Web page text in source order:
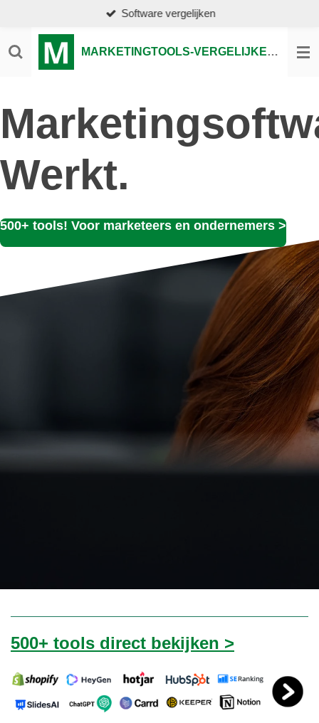
naar
de
MARKETINGTOOLS-VERGELIJKEN.NL
Software vergelijken
Werkt.
500+ tools! Voor marketeers en ondernemers >
500+ tools direct bekijken >